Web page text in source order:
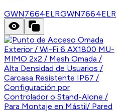
GWN7664ELRGWN7664ELR